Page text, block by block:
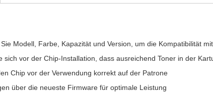
Modell, Farbe, Kapazität und Version, um die Kompatibilität
sich vor der Chip-Installation, dass ausreichend Toner in der
Chip vor der Verwendung korrekt auf der Patrone
über die neueste Firmware für optimale Leistung